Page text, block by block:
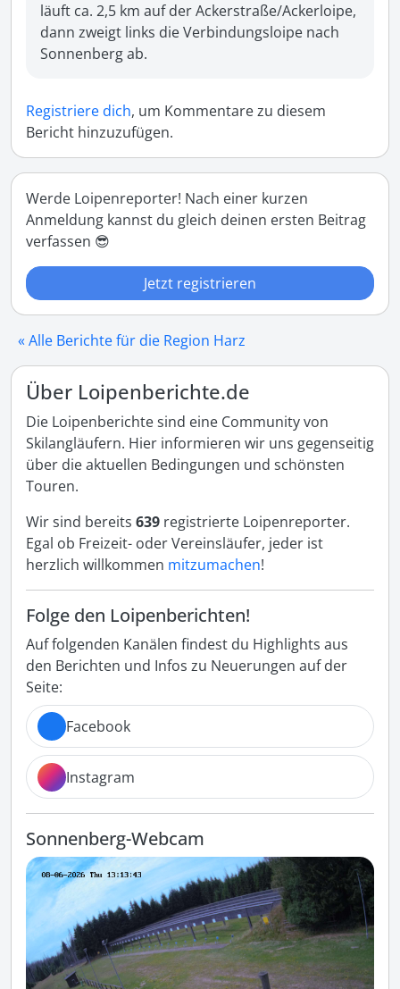
läuft ca. 2,5 km auf der Ackerstraße/Ackerloipe,
dann zweigt links die Verbindungsloipe nach
Sonnenberg ab.
Registriere dich, um Kommentare zu diesem
Bericht hinzuzufügen.
Werde Loipenreporter! Nach einer kurzen
Anmeldung kannst du gleich deinen ersten Beitrag
verfassen 😎
Jetzt registrieren
« Alle Berichte für die Region Harz
Über Loipenberichte.de
Die Loipenberichte sind eine Community von
Skilangläufern. Hier informieren wir uns gegenseitig
über die aktuellen Bedingungen und schönsten
Touren.
Wir sind bereits 639 registrierte Loipenreporter.
Egal ob Freizeit- oder Vereinsläufer, jeder ist
herzlich willkommen mitzumachen!
Folge den Loipenberichten!
Auf folgenden Kanälen findest du Highlights aus
den Berichten und Infos zu Neuerungen auf der
Seite:
Facebook
Instagram
Sonnenberg-Webcam